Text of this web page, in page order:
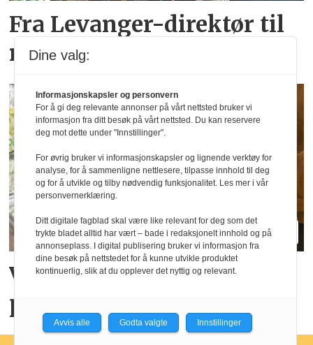
Fra Levanger-direktør til
nytt Steinkjer-hotell
Vil spise sunnere for den
psykiske helsen
Dine valg:
Informasjonskapsler og personvern
For å gi deg relevante annonser på vårt nettsted bruker vi
informasjon fra ditt besøk på vårt nettsted. Du kan reservere
deg mot dette under "Innstillinger".
For øvrig bruker vi informasjonskapsler og lignende verktøy for
analyse, for å sammenligne nettlesere, tilpasse innhold til deg
og for å utvikle og tilby nødvendig funksjonalitet. Les mer i vår
personvernerklæring.
Ditt digitale fagblad skal være like relevant for deg som det
trykte bladet alltid har vært – bade i redaksjonelt innhold og på
annonseplass. I digital publisering bruker vi informasjon fra
dine besøk på nettstedet for å kunne utvikle produktet
kontinuerlig, slik at du opplever det nyttig og relevant.
Avvis alle Godta valgte Innstillinger